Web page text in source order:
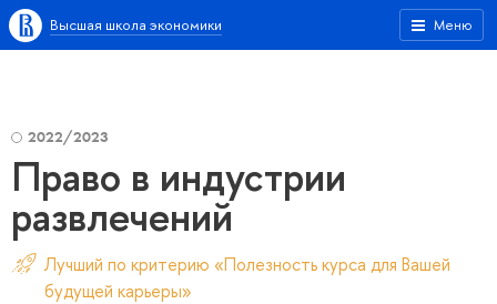
Меню
Высшая школа экономики
2022/2023
Право в индустрии
развлечений
Лучший по критерию «Полезность курса для Вашей
будущей карьеры»